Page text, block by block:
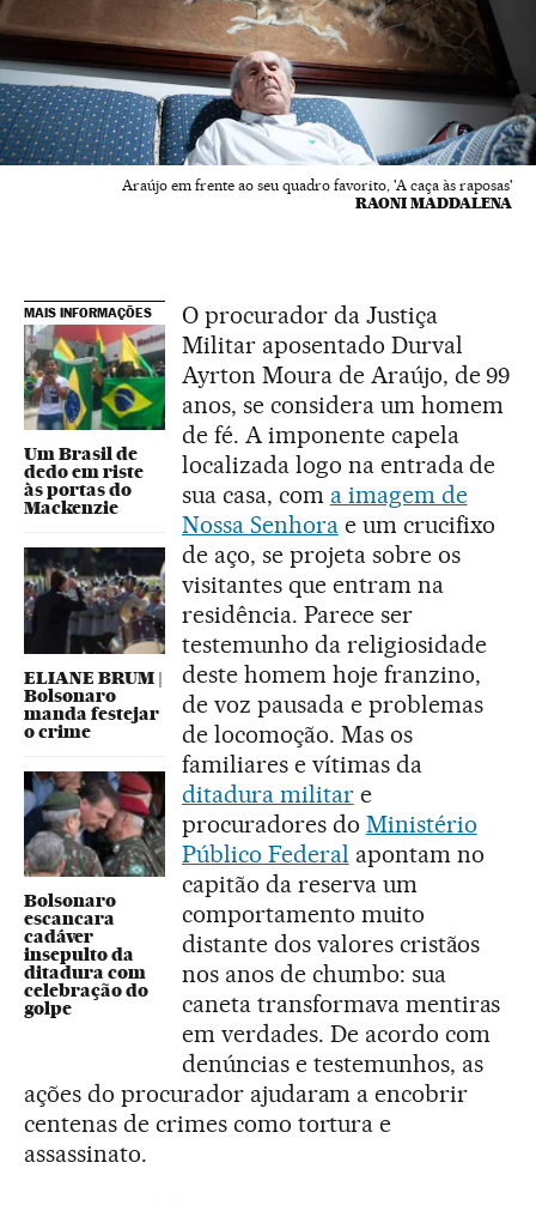
Araújo em frente ao seu quadro favorito, 'A caça às raposas'
RAONI MADDALENA
MAIS INFORMAÇÕES
Um Brasil de
dedo em riste
às portas do
Mackenzie
ELIANE BRUM |
Bolsonaro
manda festejar
o crime
Bolsonaro
escancara
cadáver
insepulto da
ditadura com
celebração do
golpe
O procurador da Justiça
Militar aposentado Durval
Ayrton Moura de Araújo, de 99
anos, se considera um homem
de fé. A imponente capela
localizada logo na entrada de
sua casa, com a imagem de
Nossa Senhorae um crucifixo
de aço, se projeta sobre os
visitantes que entram na
residência. Parece ser
testemunho da religiosidade
deste homem hoje franzino,
de voz pausada e problemas
de locomoção. Mas os
familiares e vítimas da
ditadura militare
procuradores do Ministério
Público Federal apontam no
capitão da reserva um
comportamento muito
distante dos valores cristãos
nos anos de chumbo: sua
caneta transformava mentiras
em verdades. De acordo com
denúncias e testemunhos, as
ações do procurador ajudaram a encobrir
centenas de crimes como tortura e
assassinato.